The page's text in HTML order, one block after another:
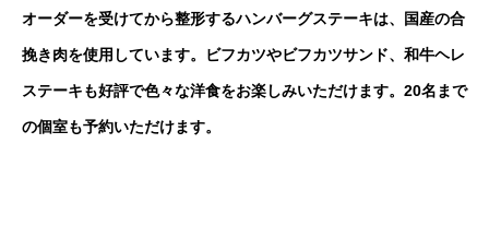
オーダーを受けてから整形するハンバーグステーキは、国産の合
挽き肉を使用しています。ビフカツやビフカツサンド、和牛ヘレ
ステーキも好評で色々な洋食をお楽しみいただけます。20名まで
の個室も予約いただけます。